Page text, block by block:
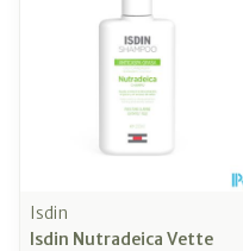
Isdin
Isdin Nutradeica Vette